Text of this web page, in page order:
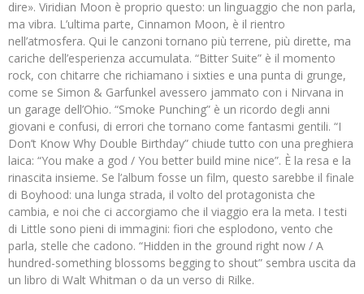
dire». Viridian Moon è proprio questo: un linguaggio che non parla,
ma vibra. L’ultima parte, Cinnamon Moon, è il rientro
nell’atmosfera. Qui le canzoni tornano più terrene, più dirette, ma
cariche dell’esperienza accumulata. “Bitter Suite” è il momento
rock, con chitarre che richiamano i sixties e una punta di grunge,
come se Simon & Garfunkel avessero jammato con i Nirvana in
un garage dell’Ohio. “Smoke Punching” è un ricordo degli anni
giovani e confusi, di errori che tornano come fantasmi gentili. “I
Don’t Know Why Double Birthday” chiude tutto con una preghiera
laica: “You make a god / You better build mine nice”. È la resa e la
rinascita insieme. Se l’album fosse un film, questo sarebbe il finale
di Boyhood: una lunga strada, il volto del protagonista che
cambia, e noi che ci accorgiamo che il viaggio era la meta. I testi
di Little sono pieni di immagini: fiori che esplodono, vento che
parla, stelle che cadono. “Hidden in the ground right now / A
hundred-something blossoms begging to shout” sembra uscita da
un libro di Walt Whitman o da un verso di Rilke.